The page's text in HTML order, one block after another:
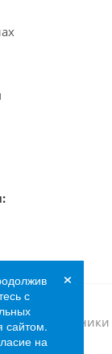
и электроники
с
сайтом.
на
×